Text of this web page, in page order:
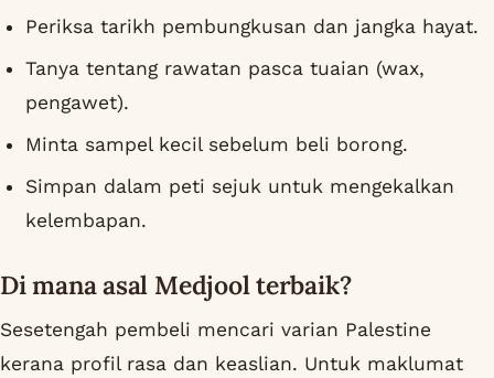
Periksa tarikh pembungkusan dan jangka hayat.
Tanya tentang rawatan pasca tuaian (wax,
pengawet).
Minta sampel kecil sebelum beli borong.
Simpan dalam peti sejuk untuk mengekalkan
kelembapan.
Di mana asal Medjool terbaik?
Sesetengah pembeli mencari varian Palestine
kerana profil rasa dan keaslian. Untuk maklumat